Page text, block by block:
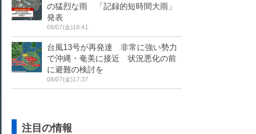
の猛烈な雨 「記録的短時間大雨」
発表
08/07(金)18:41
台風13号が再発達 非常に強い勢力
で沖縄・奄美に接近 状況悪化の前
に避難の検討を
08/07(金)17:37
注目の情報